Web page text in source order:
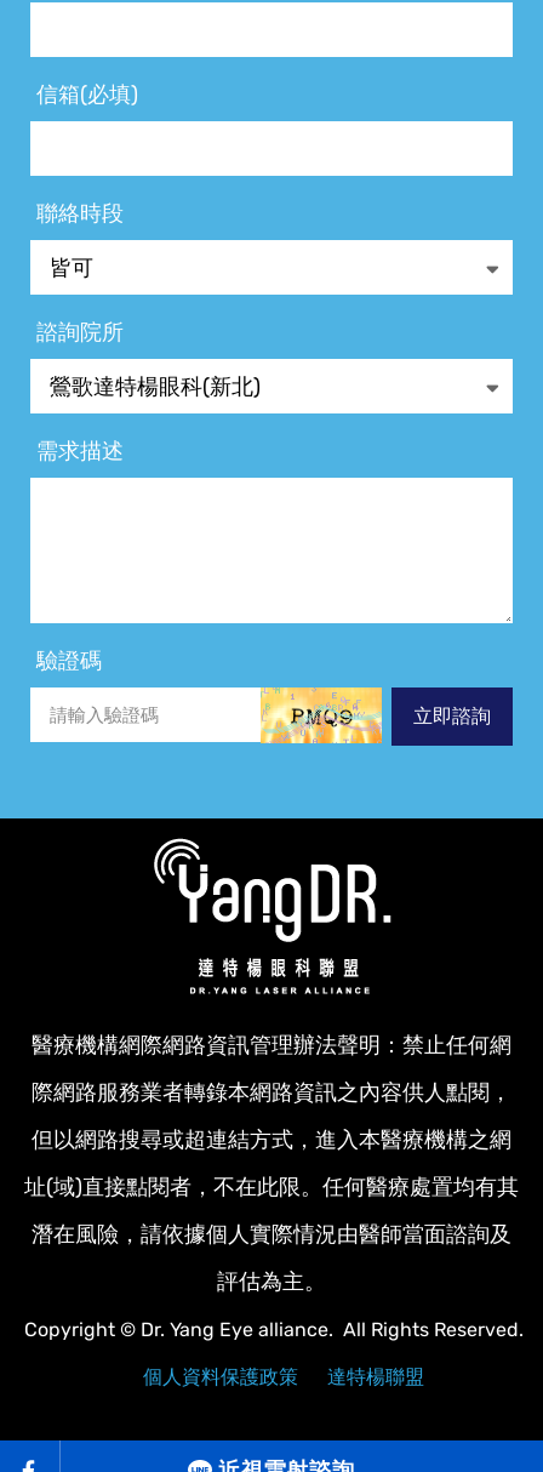
信箱(必填)
聯絡時段
諮詢院所
需求描述
驗證碼
立即諮詢
醫療機構網際網路資訊管理辦法聲明：禁止任何網
際網路服務業者轉錄本網路資訊之內容供人點閱，
但以網路搜尋或超連結方式，進入本醫療機構之網
址(域)直接點閱者，不在此限。任何醫療處置均有其
潛在風險，請依據個人實際情況由醫師當面諮詢及
評估為主。
Copyright © Dr. Yang Eye alliance. All Rights Reserved.
個人資料保護政策 達特楊聯盟